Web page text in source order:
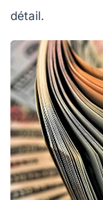
détail.